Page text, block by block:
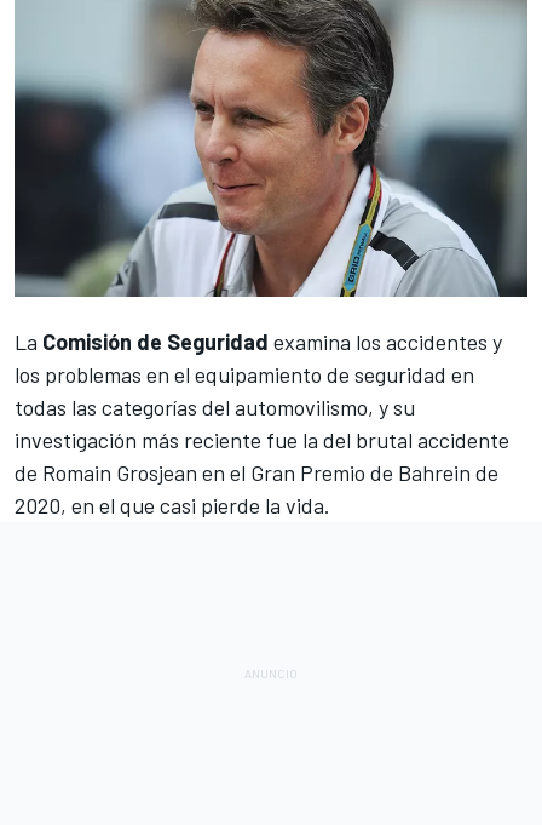
La Comisión de Seguridad examina los accidentes y
los problemas en el equipamiento de seguridad en
todas las categorías del automovilismo, y su
investigación más reciente fue la del brutal accidente
de Romain Grosjean en el Gran Premio de Bahrein de
2020, en el que casi pierde la vida.